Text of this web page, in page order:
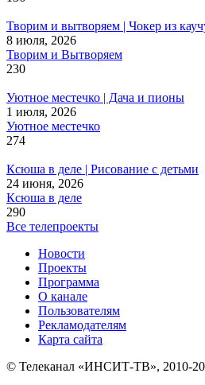
Творим и вытворяем | Чокер из
8 июля, 2026
Творим и Вытворяем
230
Уютное местечко | Дача и пионы
1 июля, 2026
Уютное местечко
274
Ксюша в деле | Рисование с детьми
24 июня, 2026
Ксюша в деле
290
Все телепроекты
Новости
Проекты
Программа
О канале
Пользователям
Рекламодателям
Карта сайта
© Телеканал «ИНСИТ-ТВ», 2010-